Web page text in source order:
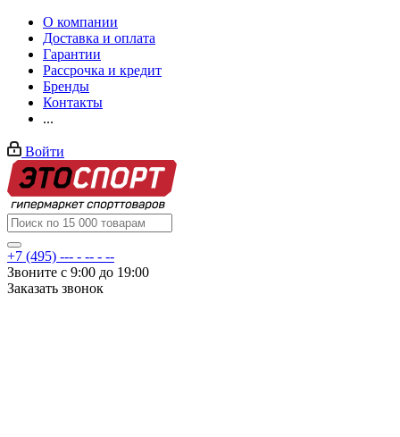
О компании
Доставка и оплата
Гарантии
Рассрочка и кредит
Бренды
Контакты
...
Войти
+7 (495) --- - -- - --
Звоните с 9:00 до 19:00
Заказать звонок